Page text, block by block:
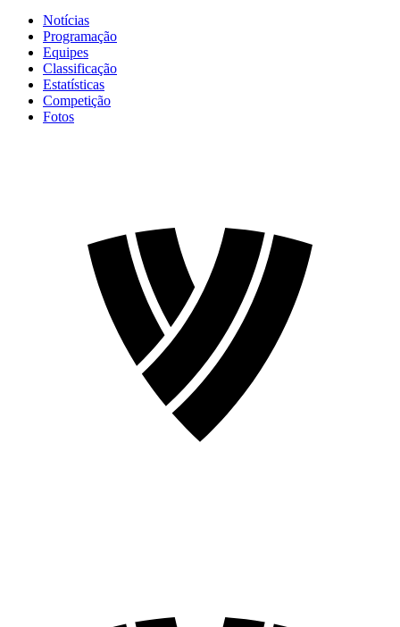
Notícias
Programação
Equipes
Classificação
Estatísticas
Competição
Fotos